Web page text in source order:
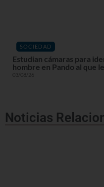
SOCIEDAD
Estudian cámaras para
hombre en Pando al que
03/08/26
Noticias